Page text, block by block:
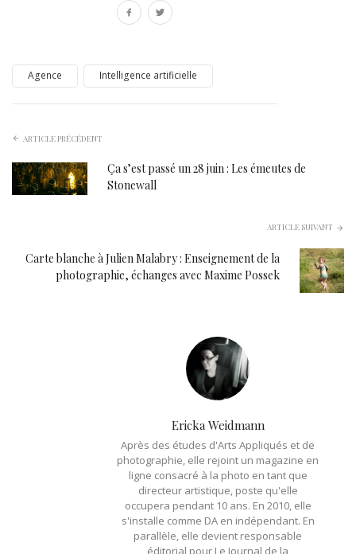
Agence Intelligence artificielle
ARTICLE PRÉCÉDENT
Ça s’est passé un 28 juin : Les émeutes de
Stonewall
ARTICLE SUIVANT
Carte blanche à Julien Malabry : Enseignement de la
photographie, échanges avec Maxime Possek
Ericka Weidmann
Après des études d'Arts Appliqués et de
photographie, elle rejoint un magazine en
ligne consacré à la photo en tant que
directeur artistique, poste qu'elle
occupera pendant 10 ans. En 2010, elle
s'installe comme DA en indépendant. En
parallèle, elle devient responsable
éditorial pour Le Journal de la